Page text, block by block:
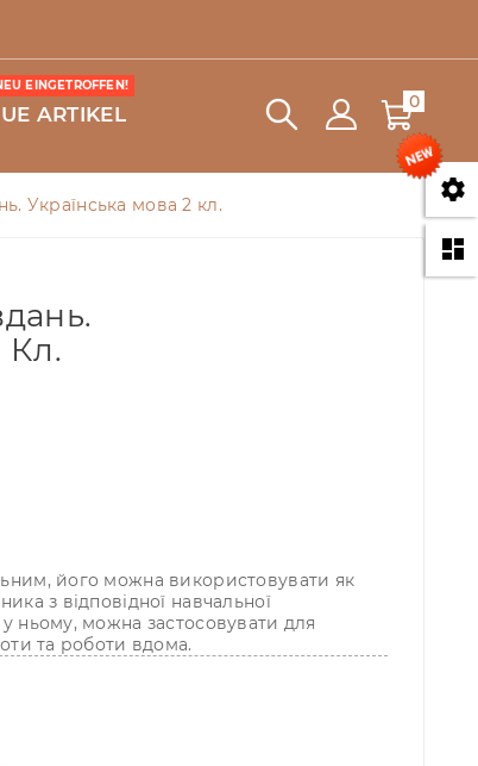


ARTIKEL
EINGETROFFEN!
0
Українська мова 2 кл.
Кл.
його можна використовувати як
з відповідної навчальної
ньому, можна застосовувати для
та роботи вдома.